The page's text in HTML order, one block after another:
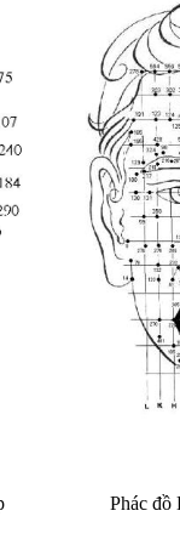
Phác đồ